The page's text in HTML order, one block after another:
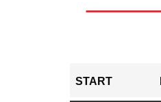
START